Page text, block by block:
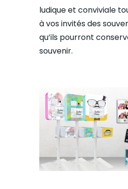
ludique et conviviale
à vos invités des
qu’ils pourront
souvenir.